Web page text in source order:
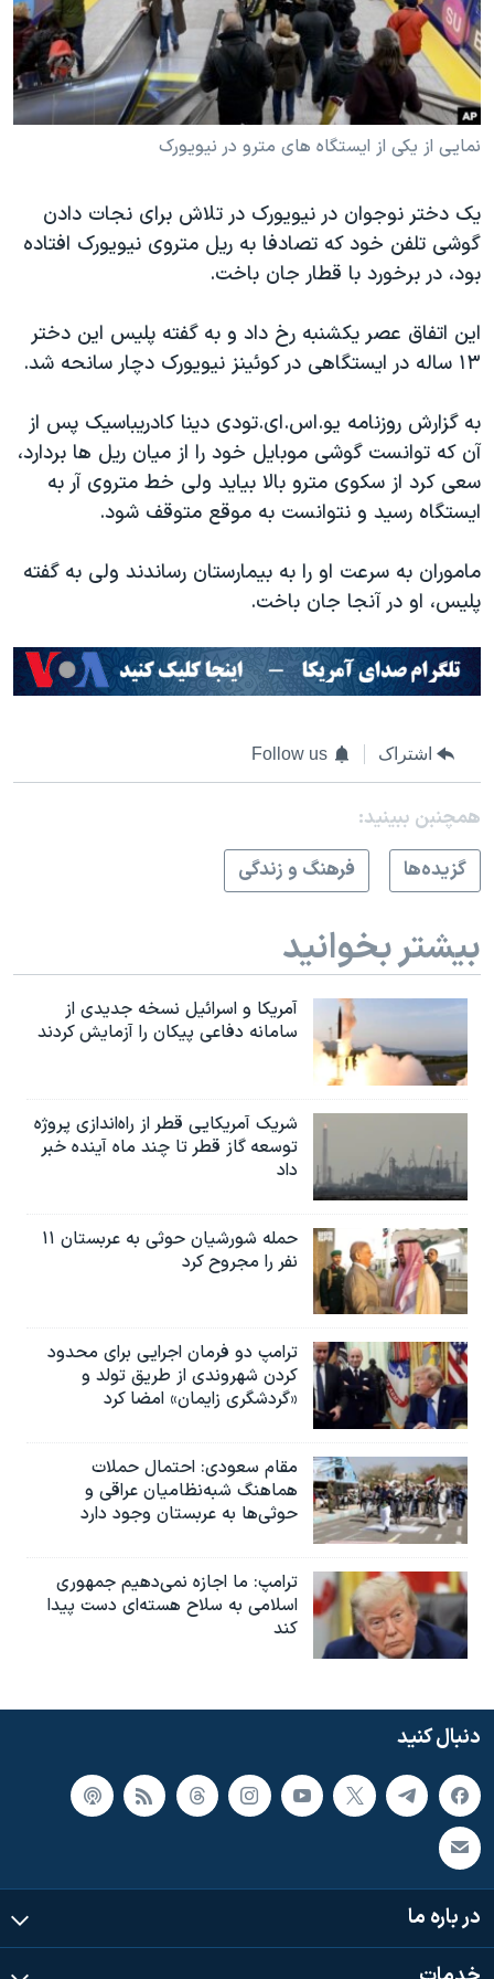
فرهنگ و زندگی
حقوق شهروندی
اقتصادی
علم و فناوری
گالری عکس
آرشیو پخش زنده
مستندها
انتخابات ریاست جمهوری آمریکا ۲۰۲۴
حمله جمهوری اسلامی به اسرائیل
رمز مهسا
اعتراضات زن، زندگی، آزادی
مجموعه مستندهای دادخواهی
دادگاه حمید نوری
چهل سال گروگان‌گیری
قانون شفافیت دارائی کادر رهبری ایران
اعتراضات مردمی آبان ۹۸
اسرائیل در جنگ
همایش محافظه‌کاران آمریکا «سی‌پک»
صفحه‌های ویژه
سفر پرزیدنت ترامپ به چین
دنبال کنید
نمایی از یکی از ایستگاه های مترو در نیویورک
یک دختر نوجوان در نیویورک در تلاش برای نجات دادن
گوشی تلفن خود که تصادفا به ریل متروی نیویورک افتاده
بود، در برخورد با قطار جان باخت.
این اتفاق عصر یکشنبه رخ داد و به گفته پلیس این دختر
۱۳ ساله در ایستگاهی در کوئینز نیویورک دچار سانحه شد.
به گزارش روزنامه یو.اس.ای.تودی دینا کادریباسیک پس از
آن که توانست گوشی موبایل خود را از میان ریل ها بردارد،
سعی کرد از سکوی مترو بالا بیاید ولی خط متروی آر به
ایستگاه رسید و نتوانست به موقع متوقف شود.
ماموران به سرعت او را به بیمارستان رساندند ولی به گفته
پلیس، او در آنجا جان باخت.
اشتراک Follow us
همچنبن ببینید:
گزيده‌ها
فرهنگ و زندگی
بیشتر بخوانید
آمریکا و اسرائیل نسخه جدیدی از
سامانه دفاعی پیکان را آزمایش کردند
شریک آمریکایی قطر از راه‌اندازی پروژه
توسعه گاز قطر تا چند ماه آینده خبر
داد
حمله شورشیان حوثی به عربستان ۱۱
نفر را مجروح کرد
ترامپ دو فرمان اجرایی برای محدود
کردن شهروندی از طریق تولد و
«گردشگری زایمان» امضا کرد
مقام سعودی: احتمال حملات
هماهنگ شبه‌نظامیان عراقی و
حوثی‌ها به عربستان وجود دارد
ترامپ: ما اجازه نمی‌دهیم جمهوری
اسلامی به سلاح هسته‌ای دست پیدا
کند
دنبال کنید
در باره ما